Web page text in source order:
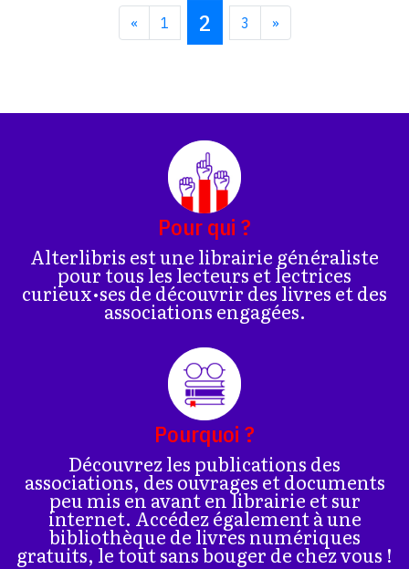
« 1 2 3 »
Pour qui ?
Alterlibris est une librairie généraliste
pour tous les lecteurs et lectrices
curieux•ses de découvrir des livres et des
associations engagées.
Pourquoi ?
Découvrez les publications des
associations, des ouvrages et documents
peu mis en avant en librairie et sur
internet. Accédez également à une
bibliothèque de livres numériques
gratuits, le tout sans bouger de chez vous !